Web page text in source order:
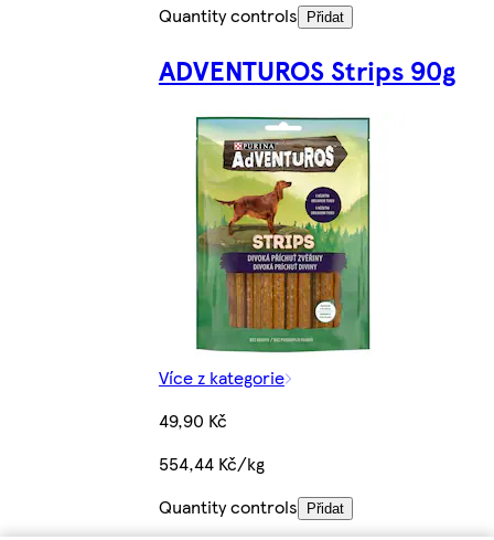
Quantity controls
Přidat
ADVENTUROS Strips 90g
Více z kategorie
49,90 Kč
554,44 Kč/kg
Quantity controls
Přidat